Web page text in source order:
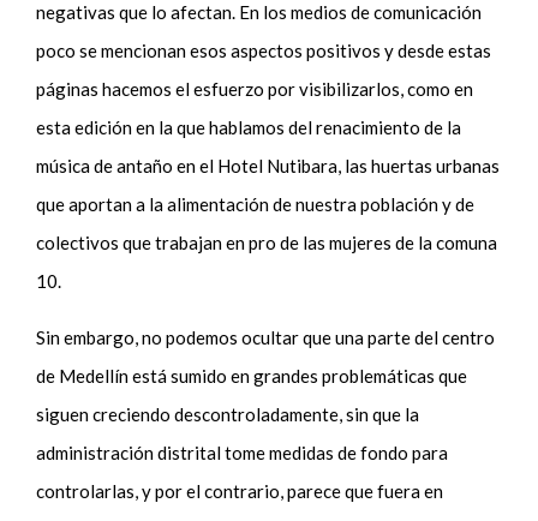
negativas que lo afectan. En los medios de comunicación
poco se mencionan esos aspectos positivos y desde estas
páginas hacemos el esfuerzo por visibilizarlos, como en
esta edición en la que hablamos del renacimiento de la
música de antaño en el Hotel Nutibara, las huertas urbanas
que aportan a la alimentación de nuestra población y de
colectivos que trabajan en pro de las mujeres de la comuna
10.
Sin embargo, no podemos ocultar que una parte del centro
de Medellín está sumido en grandes problemáticas que
siguen creciendo descontroladamente, sin que la
administración distrital tome medidas de fondo para
controlarlas, y por el contrario, parece que fuera en